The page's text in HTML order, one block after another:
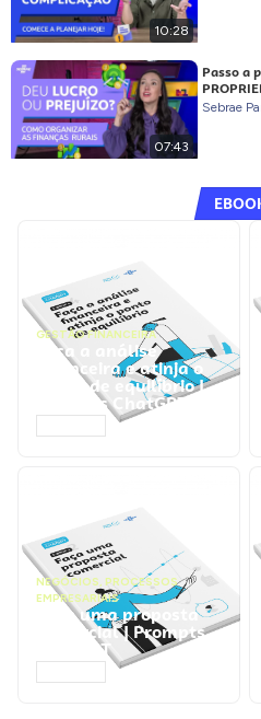
10:28
07:43
Passo a
Sebrae
GESTÃO FINANCEIRA
Faça a análise
financeira e atinja o
ponto de equilíbrio |
Prompts ChatGPT
NEGÓCIOS, PROCESSOS
EMPRESARIAIS
Faça uma proposta
comercial | Prompts
ChatGPT